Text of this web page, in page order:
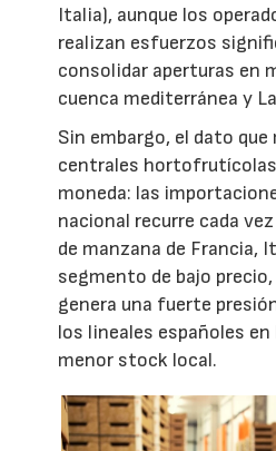
Italia), aunque los
realizan esfuerzos
consolidar aperturas en
cuenca mediterránea y
Sin embargo, el dato que
centrales hortofrutícolas
moneda: las
nacional recurre cada
de manzana de Francia,
segmento de bajo
genera una fuerte
los lineales españoles en
menor stock local.